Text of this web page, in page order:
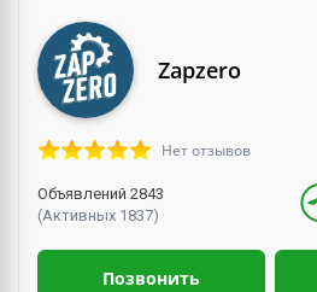
Zapzero
Нет отзывов
Объявлений 2843
(Активных 1837)
Позвонить